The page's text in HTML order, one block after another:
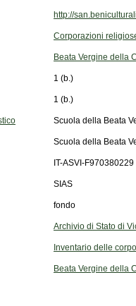
http://
Corporazioni
Beata Vergine della
1 (b.)
1 (b.)
Scuola della Beata
Scuola della Beata
IT-ASVI-F970380229
SIAS
fondo
Archivio di Stato di
Inventario delle
Beata Vergine della